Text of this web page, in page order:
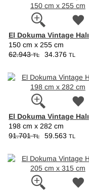
El Dokuma Vintage Halı
150 cm x 255 cm
62.943TL 34.376 TL
El Dokuma Vintage Halı
198 cm x 282 cm
91.701TL 59.563 TL